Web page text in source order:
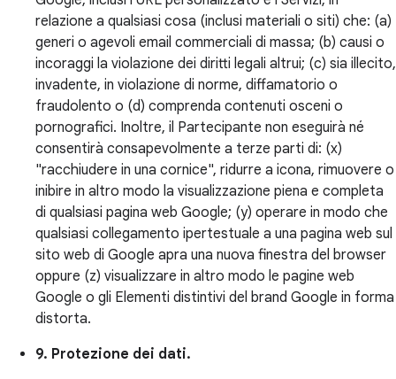
relazione a qualsiasi cosa (inclusi materiali o siti) che: (a)
generi o agevoli email commerciali di massa; (b) causi o
incoraggi la violazione dei diritti legali altrui; (c) sia illecito,
invadente, in violazione di norme, diffamatorio o
fraudolento o (d) comprenda contenuti osceni o
pornografici. Inoltre, il Partecipante non eseguirà né
consentirà consapevolmente a terze parti di: (x)
"racchiudere in una cornice", ridurre a icona, rimuovere o
inibire in altro modo la visualizzazione piena e completa
di qualsiasi pagina web Google; (y) operare in modo che
qualsiasi collegamento ipertestuale a una pagina web sul
sito web di Google apra una nuova finestra del browser
oppure (z) visualizzare in altro modo le pagine web
Google o gli Elementi distintivi del brand Google in forma
distorta.
9. Protezione dei dati.